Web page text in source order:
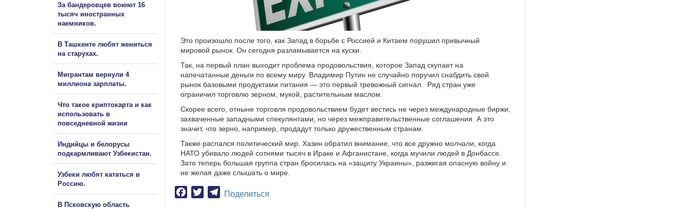
Это произошло после того, как Запад в борьбе с Россией и Китаем порушил привычный
мировой рынок. Он сегодня разламывается на куски.
Так, на первый план выходит проблема продовольствия, которое Запад скупает на
напечатанные деньги по всему миру. Владимир Путин не случайно поручил снабдить свой
рынок базовыми продуктами питания — это первый тревожный сигнал. Ряд стран уже
ограничил торговлю зерном, мукой, растительным маслом.
Скорее всего, отныне торговля продовольствием будет вестись не через международные биржи,
захваченные западными спекулянтами, но через межправительственные соглашения. А это
значит, что зерно, например, продадут только дружественным странам.
Также распался политический мир. Хазин обратил внимание, что все дружно молчали, когда
НАТО убивало людей сотнями тысяч в Ираке и Афганистане, когда мучили людей в Донбассе.
Зато теперь большая группа стран бросилась на «защиту Украины», разжигая опасную войну и
не желая даже слышать о мире.
Facebook
TwitterTelegram
Поделиться
За бандеровцев воюют 16
тысяч иностранных
наемников.
В Ташкенте любят жениться
на старухах.
Мигрантам вернули 4
миллиона зарплаты.
Что такое криптокарта и как
использовать в
повседневной жизни
Индийцы и белорусы
подкармливают Узбекистан.
Узбеки любят кататься в
Россию.
В Псковскую область